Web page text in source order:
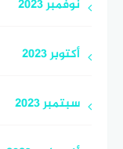
نوفمبر 2023
أكتوبر 2023
سبتمبر 2023